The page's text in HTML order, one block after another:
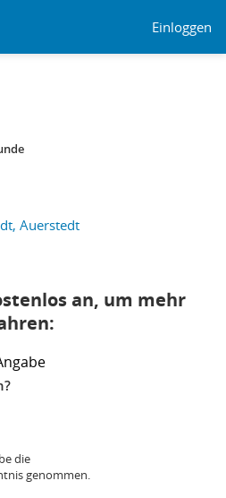
Einloggen
Auerstedt
an, um mehr
die
genommen.